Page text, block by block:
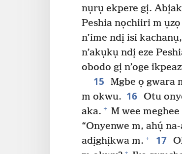
nụrụ ekpere gị.
Peshia nọchiiri m
n’ime ndị isi
n’akụkụ ndị eze
obodo gị n’oge
15
Mgbe ọ gwara
m okwu. 16 Otu
aka. + M wee
“Onyenwe m, ahụ́
adịghịkwa m. + 17